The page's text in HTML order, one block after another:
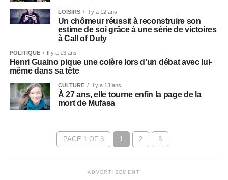
LOISIRS Il y a 12 ans
Un chômeur réussit à reconstruire son
estime de soi grâce à une série de victoires
à Call of Duty
POLITIQUE Il y a 13 ans
Henri Guaino pique une colère lors d’un débat avec lui-
même dans sa tête
CULTURE Il y a 13 ans
À 27 ans, elle tourne enfin la page de la
mort de Mufasa
PAGE 1 OF 3 1 2 3
ADVERTISEMENT